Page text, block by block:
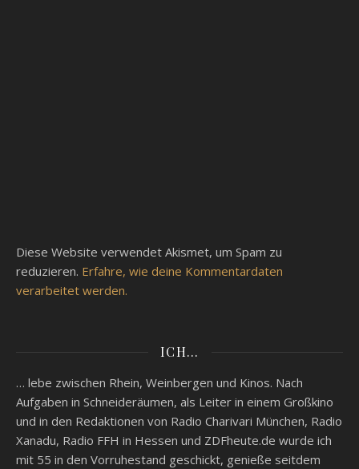
Diese Website verwendet Akismet, um Spam zu
reduzieren. Erfahre, wie deine Kommentardaten
verarbeitet werden.
ICH…
… lebe zwischen Rhein, Weinbergen und Kinos. Nach
Aufgaben in Schneideräumen, als Leiter in einem Großkino
und in den Redaktionen von Radio Charivari München, Radio
Xanadu, Radio FFH in Hessen und ZDFheute.de wurde ich
mit 55 in den Vorruhestand geschickt, genieße seitdem